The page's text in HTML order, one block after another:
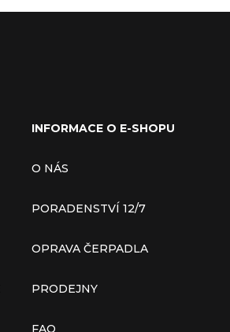
INFORMACE O E-SHOPU
O NÁS
PORADENSTVÍ 12/7
OPRAVA ČERPADLA
PRODEJNY
FAQ